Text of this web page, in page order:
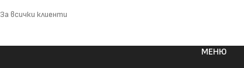
За всички клиенти
МЕНЮ